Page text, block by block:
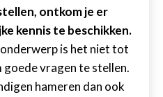
ontkom je er
kennis te beschikken.
is het niet tot
vragen te stellen.
hameren dan ook